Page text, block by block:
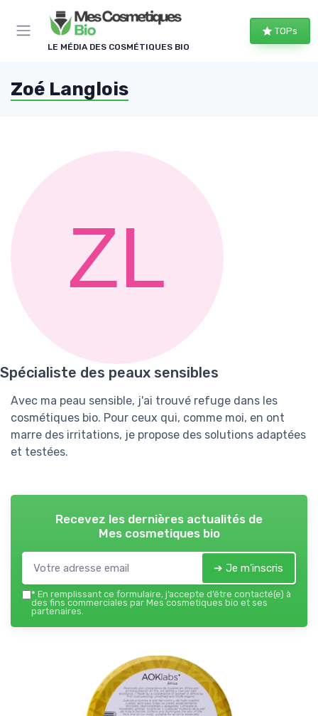
LE MÉDIA DES COSMÉTIQUES BIO
TOPs
Zoé Langlois
Spécialiste des peaux sensibles
Avec ma peau sensible, j'ai trouvé refuge dans les
cosmétiques bio. Pour ceux qui, comme moi, en ont
marre des irritations, je propose des solutions adaptées
et testées.
Recevez les dernières actualités de
Mes cosmetiques bio
➔ Je m'inscris
* En remplissant ce formulaire, j’accepte d’être contacté(e) à
des fins commerciales par Mes cosmetiques bio et ses
partenaires.
Panneau de gestion des cookies